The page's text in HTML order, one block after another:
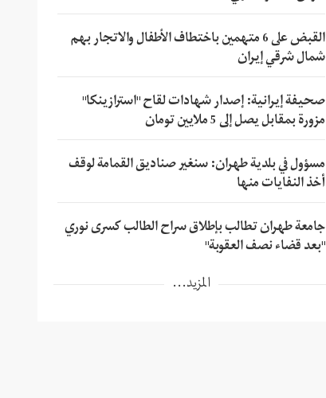
القبض على 6 متهمين باختطاف الأطفال والاتجار بهم
شمال شرقي إيران
صحيفة إيرانية: إصدار شهادات لقاح "استرازينكا"
مزورة بمقابل يصل إلى 5 ملايين تومان
مسؤول في بلدية طهران: سنغير صناديق القمامة لوقف
أخذ النفايات منها
جامعة طهران تطالب بإطلاق سراح الطالب كسرى نوري
"بعد قضاء نصف العقوبة"
المزيد...